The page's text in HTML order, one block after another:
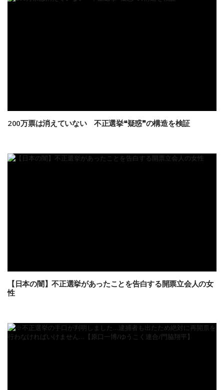
200万票は消えていない 不正選挙❝疑惑❞の構造を検証
【日本の闇】不正選挙があったことを告白する開票立会人の女
性